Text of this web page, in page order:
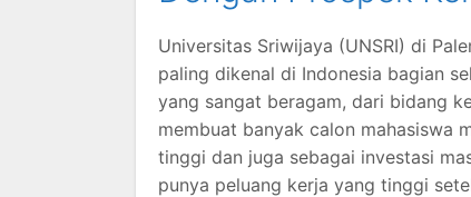
Universitas Sriwijaya (UNSRI) di
paling dikenal di Indonesia bagian
yang sangat beragam, dari bidang
membuat banyak calon mahasiswa
tinggi dan juga sebagai investasi
punya peluang kerja yang tinggi